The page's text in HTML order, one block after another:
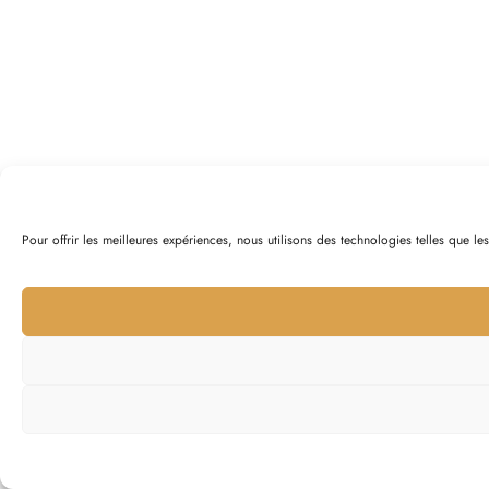
Pour offrir les meilleures expériences, nous utilisons des technologies telles que